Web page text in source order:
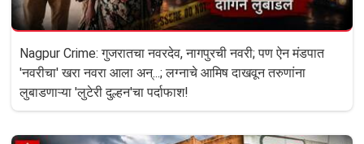
Nagpur Crime: गुजरातचा नवरदेव, नागपुरची नवरी; पण ऐन मंडपात
'नवरीचा' खरा नवरा आला अन्...; लग्नाचे आमिष दाखवून तरुणांना
लुबाडणाऱ्या 'लुटेरी दुल्हन'चा पर्दाफाश!